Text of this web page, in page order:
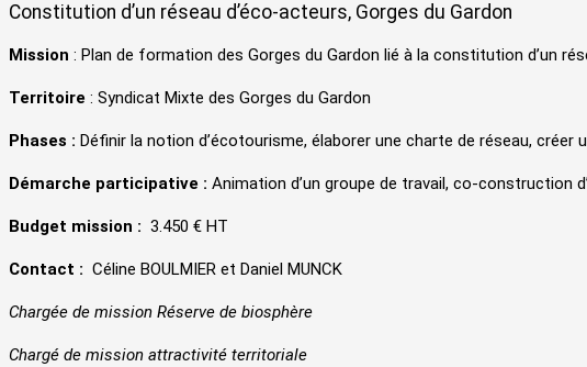
Constitution d’un réseau d’éco-acteurs, Gorges du Gardon
Mission : Plan de formation des Gorges du Gardon lié à la constitution d’un
Territoire : Syndicat Mixte des Gorges du Gardon
Phases : Définir la notion d’écotourisme, élaborer une charte de réseau, créer
Démarche participative : Animation d’un groupe de travail, co-construction
Budget mission : 3.450 € HT
Contact : Céline BOULMIER et Daniel MUNCK
Chargée de mission Réserve de biosphère
Chargé de mission attractivité territoriale